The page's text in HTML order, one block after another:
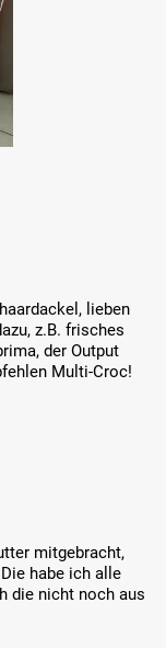
lieben
z.B. frisches
der Output
Multi-Croc!
mitgebracht,
habe ich alle
die nicht noch aus